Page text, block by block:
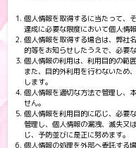
個人情報を取得するに当たって、
達成に必要な限度において個人情
個人情報を取得する場合は、弊社
的等をお知らせしたうえで、必要
個人情報の利用は、利用目的の範
また、目的外利用を行わないため
します。
個人情報を適切な方法で管理し、
せん。
個人情報を利用目的に応じ、必要
管理し、個人情報の漏洩、滅失又
じ、予防並びに是正に努めます。
個人情報の処理を外部へ委託する